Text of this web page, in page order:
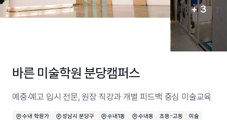
+ 3
바른 미술학원 분당캠퍼스
예중·예고 입시 전문, 원장 직강과 개별 피드백 중심 미술교육
수내 학원가 성남시 분당구 수내1동 수내동 초등-고등 미술